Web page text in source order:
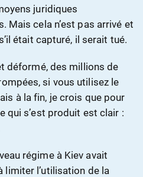
juridiques
Mais cela n’est pas arrivé et
était capturé, il serait tué.
déformé, des millions de
si vous utilisez le
à la fin, je crois que pour
qui s’est produit est clair :
régime à Kiev avait
limiter l’utilisation de la